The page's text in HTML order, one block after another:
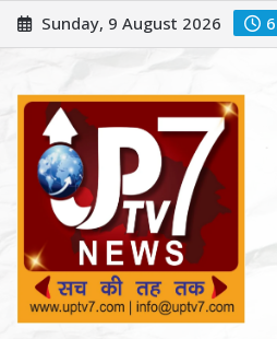
Skip
to
Sunday, 9 August 2026